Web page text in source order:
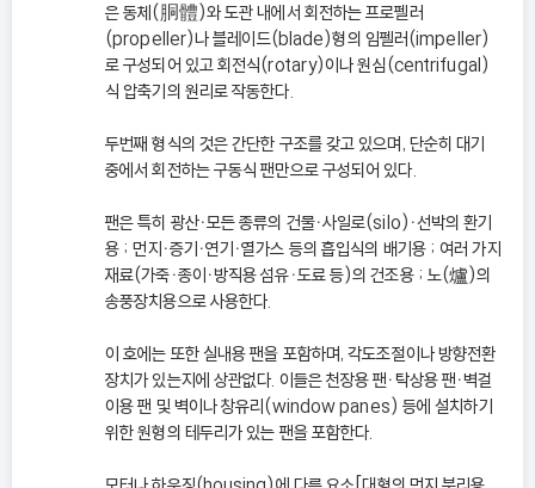
은 동체(胴體)와 도관 내에서 회전하는 프로펠러
(propeller)나 블레이드(blade)형의 임펠러(impeller)
로 구성되어 있고 회전식(rotary)이나 원심(centrifugal)
식 압축기의 원리로 작동한다.
두번째 형식의 것은 간단한 구조를 갖고 있으며, 단순히 대기
중에서 회전하는 구동식 팬만으로 구성되어 있다.
팬은 특히 광산ㆍ모든 종류의 건물ㆍ사일로(silo)ㆍ선박의 환기
용 ; 먼지ㆍ증기ㆍ연기ㆍ열가스 등의 흡입식의 배기용 ; 여러 가지
재료(가죽ㆍ종이ㆍ방직용 섬유ㆍ도료 등)의 건조용 ; 노(爐)의
송풍장치용으로 사용한다.
이 호에는 또한 실내용 팬을 포함하며, 각도조절이나 방향전환
장치가 있는지에 상관없다. 이들은 천장용 팬ㆍ탁상용 팬ㆍ벽걸
이용 팬 및 벽이나 창유리(window panes) 등에 설치하기
위한 원형의 테두리가 있는 팬을 포함한다.